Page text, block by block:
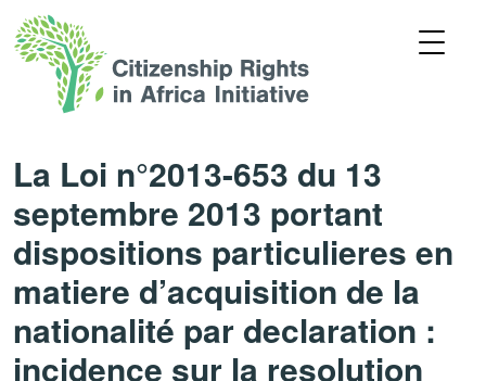
La Loi n°2013-653 du 13
septembre 2013 portant
dispositions particulieres en
matiere d’acquisition de la
nationalité par declaration :
incidence sur la resolution